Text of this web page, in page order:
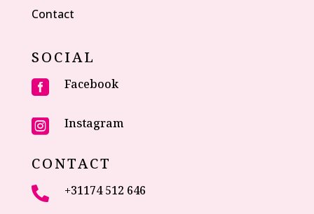
Contact
SOCIAL
 Facebook
 Instagram
CONTACT
 +31174 512 646